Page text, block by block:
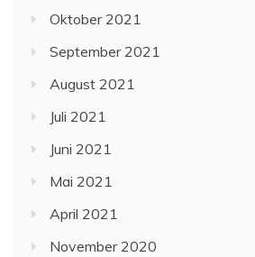
Oktober 2021
September 2021
August 2021
Juli 2021
Juni 2021
Mai 2021
April 2021
November 2020